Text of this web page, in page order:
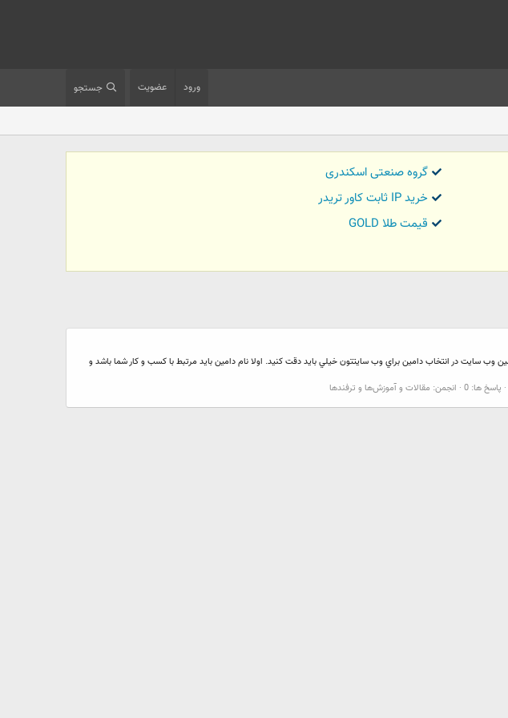
ورود عضویت جستجو
گروه صنعتی اسکندری
خرید IP ثابت کاور تریدر
قیمت طلا GOLD
وب سايت در انتخاب دامين براي وب سايتتون خيلي بايد دقت كنيد. اولا نام دامين بايد مرتبط با كسب و كار شما باشد و
پاسخ ها: 0 انجمن: مقالات و آموزش‌ها و ترفندها